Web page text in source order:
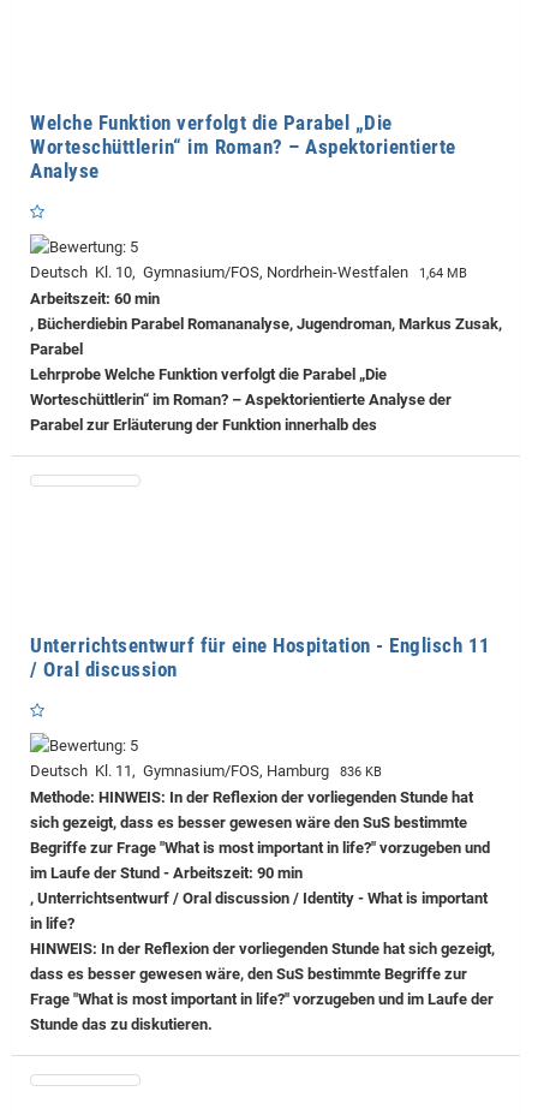
Welche Funktion verfolgt die Parabel „Die
Worteschüttlerin“ im Roman? – Aspektorientierte
Analyse
Deutsch Kl. 10, Gymnasium/FOS, Nordrhein-Westfalen 1,64 MB
Arbeitszeit: 60 min
, Bücherdiebin Parabel Romananalyse, Jugendroman, Markus Zusak,
Parabel
Lehrprobe Welche Funktion verfolgt die Parabel „Die
Worteschüttlerin“ im Roman? – Aspektorientierte Analyse der
Parabel zur Erläuterung der Funktion innerhalb des
Unterrichtsentwurf für eine Hospitation - Englisch 11
/ Oral discussion
Deutsch Kl. 11, Gymnasium/FOS, Hamburg 836 KB
Methode: HINWEIS: In der Reflexion der vorliegenden Stunde hat
sich gezeigt, dass es besser gewesen wäre den SuS bestimmte
Begriffe zur Frage "What is most important in life?" vorzugeben und
im Laufe der Stund - Arbeitszeit: 90 min
, Unterrichtsentwurf / Oral discussion / Identity - What is important
in life?
HINWEIS: In der Reflexion der vorliegenden Stunde hat sich gezeigt,
dass es besser gewesen wäre, den SuS bestimmte Begriffe zur
Frage "What is most important in life?" vorzugeben und im Laufe der
Stunde das zu diskutieren.